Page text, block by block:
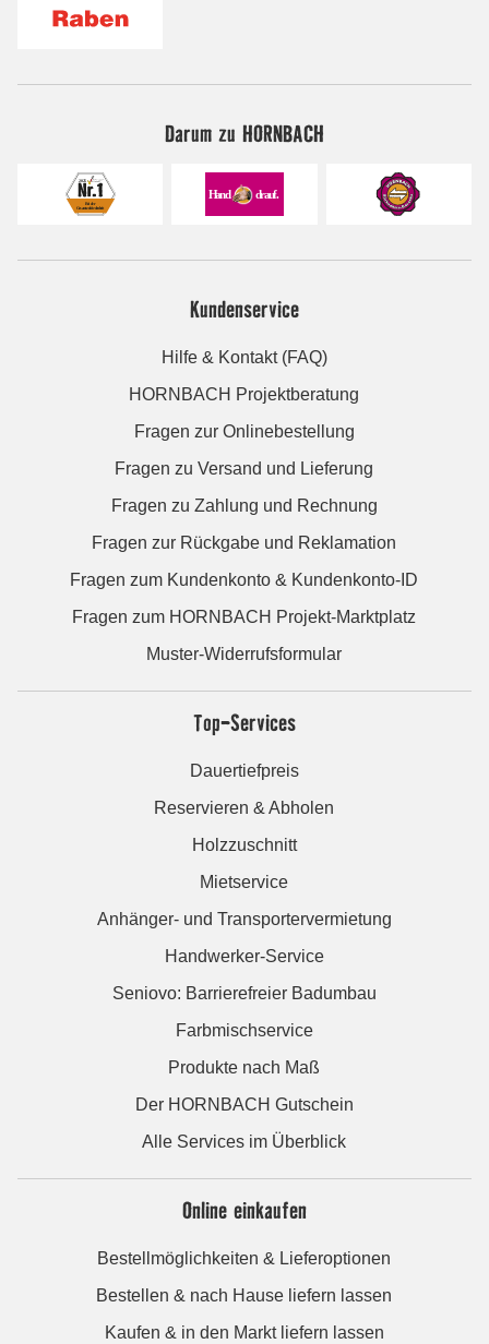
Darum zu HORNBACH
Kundenservice
Hilfe & Kontakt (FAQ)
HORNBACH Projektberatung
Fragen zur Onlinebestellung
Fragen zu Versand und Lieferung
Fragen zu Zahlung und Rechnung
Fragen zur Rückgabe und Reklamation
Fragen zum Kundenkonto & Kundenkonto-ID
Fragen zum HORNBACH Projekt-Marktplatz
Muster-Widerrufsformular
Top-Services
Dauertiefpreis
Reservieren & Abholen
Holzzuschnitt
Mietservice
Anhänger- und Transportervermietung
Handwerker-Service
Seniovo: Barrierefreier Badumbau
Farbmischservice
Produkte nach Maß
Der HORNBACH Gutschein
Alle Services im Überblick
Online einkaufen
Bestellmöglichkeiten & Lieferoptionen
Bestellen & nach Hause liefern lassen
Kaufen & in den Markt liefern lassen